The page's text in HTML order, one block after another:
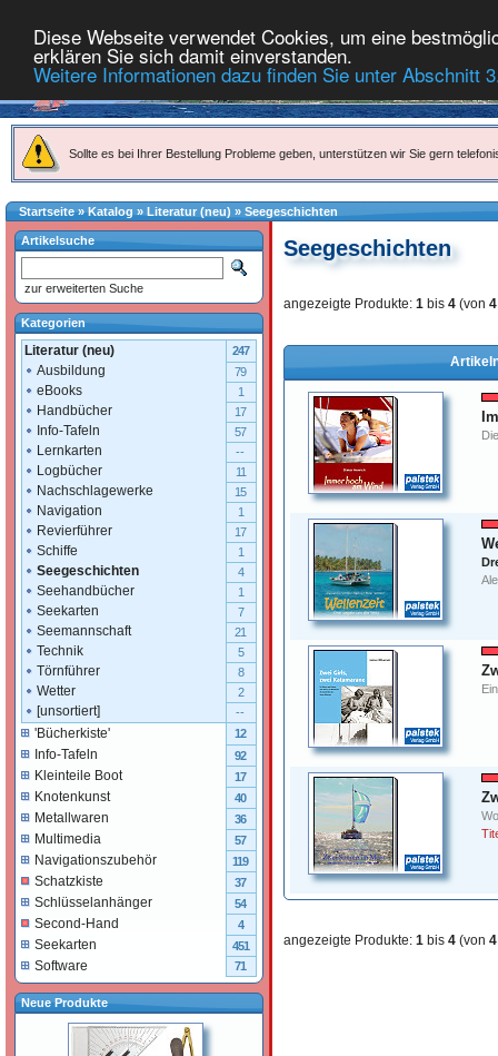
Diese Webseite verwendet Cookies, um eine
erklären Sie sich damit einverstanden.
Weitere Informationen dazu finden Sie unter Abschnitt
Sollte es bei Ihrer Bestellung Probleme geben, unterstützen wir Sie gern
Startseite»Katalog » Literatur (neu) » Seegeschichten
Seegeschichten
angezeigte Produkte: 1 bis 4 (von 4
angezeigte Produkte: 1 bis 4 (von 4
Artikelsuche
zur erweiterten Suche
Kategorien
Literatur (neu) 247
Ausbildung 79
eBooks 1
Handbücher 17
Info-Tafeln 57
Lernkarten --
Logbücher 11
Nachschlagewerke 15
Navigation 1
Revierführer 17
Schiffe 1
Seegeschichten 4
Seehandbücher 1
Seekarten 7
Seemannschaft 21
Technik 5
Törnführer 8
Wetter 2
[unsortiert] --
'Bücherkiste' 12
Info-Tafeln 92
Kleinteile Boot 17
Knotenkunst 40
Metallwaren 36
Multimedia 57
Navigationszubehör 119
Schatzkiste 37
Schlüsselanhänger 54
Second-Hand 4
Seekarten 451
Software 71
Neue Produkte